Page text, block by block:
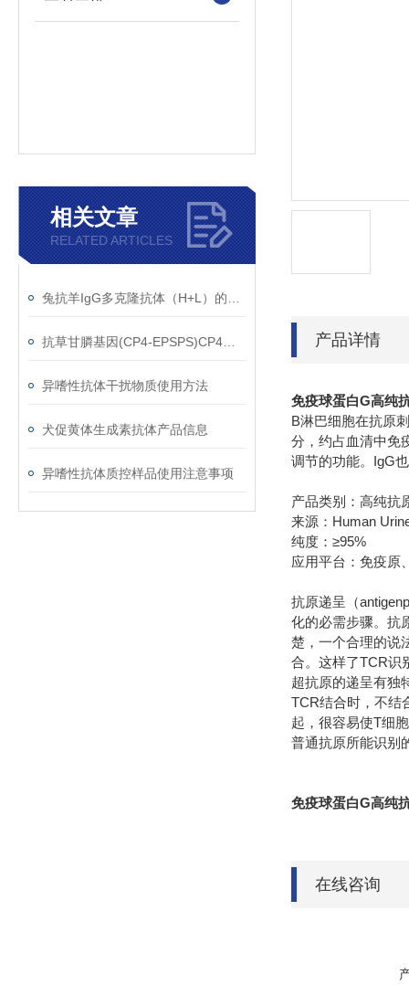
相关文章
RELATED ARTICLES
异嗜性抗体干扰物质使用方法
犬促黄体生成素抗体产品信息
异嗜性抗体质控样品使用注意事项
产品详情
免疫球蛋白G高纯
B淋巴细胞在抗原
分，约占血清中免
调节的功能。IgG
产品类别：高纯抗
来源：Human
纯度：≥95%
应用平台：免疫原
抗原递呈（
化的必需步骤。抗
楚，一个合理的说
合。这样了TCR识
超抗原的递呈有独
TCR结合时，不结
起，很容易使T细
普通抗原所能识别
免疫球蛋白G高纯
在线咨询